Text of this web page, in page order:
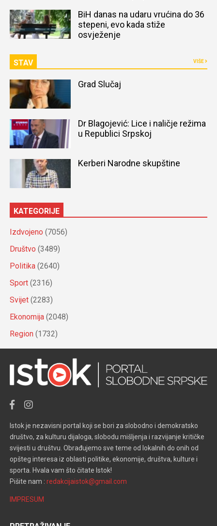
BiH danas na udaru vrućina do 36
stepeni, evo kada stiže
osvježenje
STAV VIŠE
Grad Slučaj
Dr Blagojević: Lice i naličje režima
u Republici Srpskoj
Kerberi Narodne skupštine
KATEGORIJE
Izdvojeno (7056)
Društvo (3489)
Politika (2640)
Sport (2316)
Svijet (2283)
Ekonomija (2048)
Region (1732)
Istok je nezavisni portal koji se bori za slobodno i demokratsko
društvo, za kulturu dijaloga, slobodu mišljenja i razvijanje kritičke
svijesti u društvu. Obrađujemo sve teme od lokalnih do onih od
opšteg interesa iz oblasti politike, ekonomije, društva, kulture i
sporta. Hvala vam što čitate Istok!
Pišite nam : redakcijaistok@gmail.com
IMPRESUM